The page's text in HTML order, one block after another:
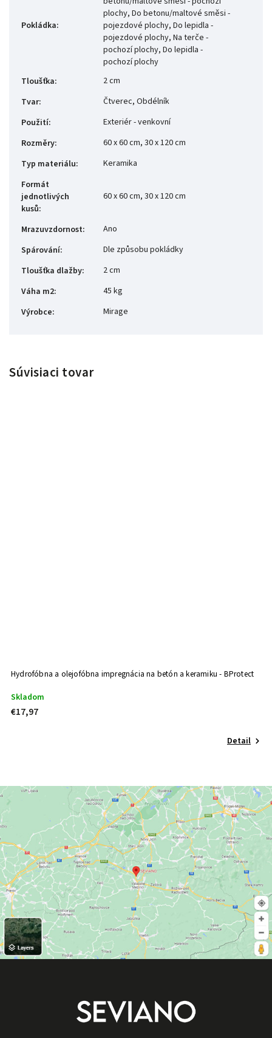
Pokládka:
plochy, Do betonu/maltové směsi -
pojezdové plochy, Do lepidla -
pojezdové plochy, Na terče -
pochozí plochy, Do lepidla -
pochozí plochy
Tloušťka:
2 cm
Tvar:
Čtverec, Obdélník
Použití:
Exteriér - venkovní
Rozměry:
60 x 60 cm, 30 x 120 cm
Typ materiálu:
Keramika
Formát
jednotlivých
kusů:
60 x 60 cm, 30 x 120 cm
Mrazuvzdornost:
Ano
Spárování:
Dle způsobu pokládky
Tloušťka dlažby:
2 cm
Váha m2:
45 kg
Výrobce: Mirage
Súvisiaci tovar
Hydrofóbna a olejofóbna impregnácia na betón a keramiku - BProtect
Skladom
€17,97
Detail